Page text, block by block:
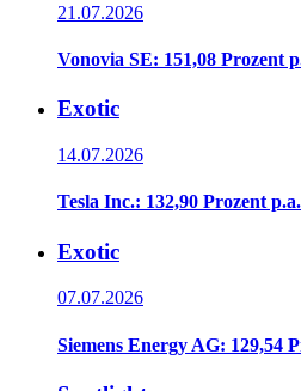
21.07.2026
Vonovia SE: 151,08 Prozent
Exotic
14.07.2026
Tesla Inc.: 132,90 Prozent
Exotic
07.07.2026
Siemens Energy AG: 129,54